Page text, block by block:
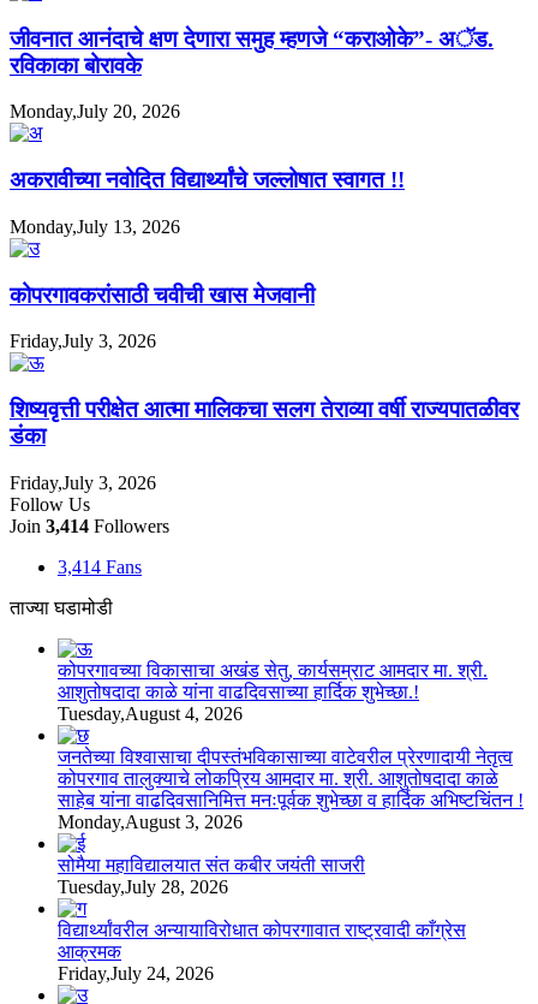
जीवनात आनंदाचे क्षण देणारा समुह म्हणजे “कराओके”- अॅड.
रविकाका बोरावके
Monday,July 20, 2026
अकरावीच्या नवोदित विद्यार्थ्यांचे जल्लोषात स्वागत !!
Monday,July 13, 2026
कोपरगावकरांसाठी चवीची खास मेजवानी
Friday,July 3, 2026
शिष्यवृत्ती परीक्षेत आत्मा मालिकचा सलग तेराव्या वर्षी राज्यपातळीवर
डंका
Friday,July 3, 2026
Follow Us
Join 3,414 Followers
3,414 Fans
ताज्या घडामोडी
कोपरगावच्या विकासाचा अखंड सेतु, कार्यसम्राट आमदार मा. श्री.
आशुतोषदादा काळे यांना वाढदिवसाच्या हार्दिक शुभेच्छा.!
Tuesday,August 4, 2026
जनतेच्या विश्वासाचा दीपस्तंभविकासाच्या वाटेवरील प्रेरणादायी नेतृत्व
कोपरगाव तालुक्याचे लोकप्रिय आमदार मा. श्री. आशुतोषदादा काळे
साहेब यांना वाढदिवसानिमित्त मनःपूर्वक शुभेच्छा व हार्दिक अभिष्टचिंतन !
Monday,August 3, 2026
सोमैया महाविद्यालयात संत कबीर जयंती साजरी
Tuesday,July 28, 2026
विद्यार्थ्यांवरील अन्यायाविरोधात कोपरगावात राष्ट्रवादी काँग्रेस
आक्रमक
Friday,July 24, 2026